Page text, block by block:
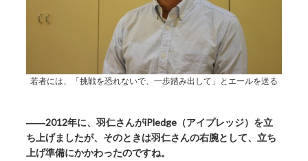
若者には、「挑戦を恐れないで、一歩踏み出して」とエールを送る
――2012年に、羽仁さんがiPledge（アイプレッジ）を立
ち上げましたが、そのときは羽仁さんの右腕として、立ち
上げ準備にかかわったのですね。